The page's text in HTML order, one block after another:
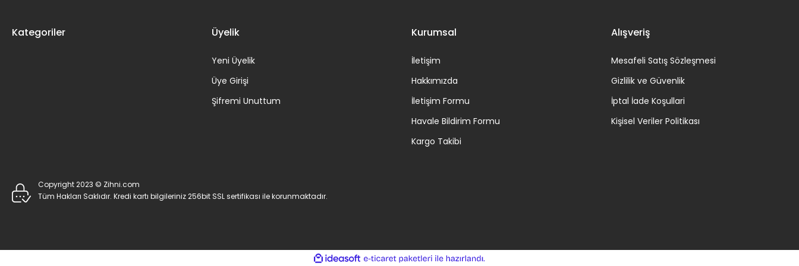
Kategoriler Üyelik
Yeni Üyelik
Üye Girişi
Şifremi Unuttum
Kurumsal
İletişim
Hakkımızda
İletişim Formu
Havale Bildirim Formu
Kargo Takibi
Alışveriş
Mesafeli Satış Sözleşmesi
Gizlilik ve Güvenlik
İptal İade Koşullari
Kişisel Veriler Politikası
Copyright 2023 © Zihni.com
Tüm Hakları Saklıdır. Kredi kartı bilgileriniz 256bit SSL sertifikası ile korunmaktadır.
ideasoft
e-